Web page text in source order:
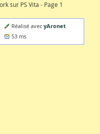
sur PS Vita - Page 1
Réalisé avecyAronet
53 ms